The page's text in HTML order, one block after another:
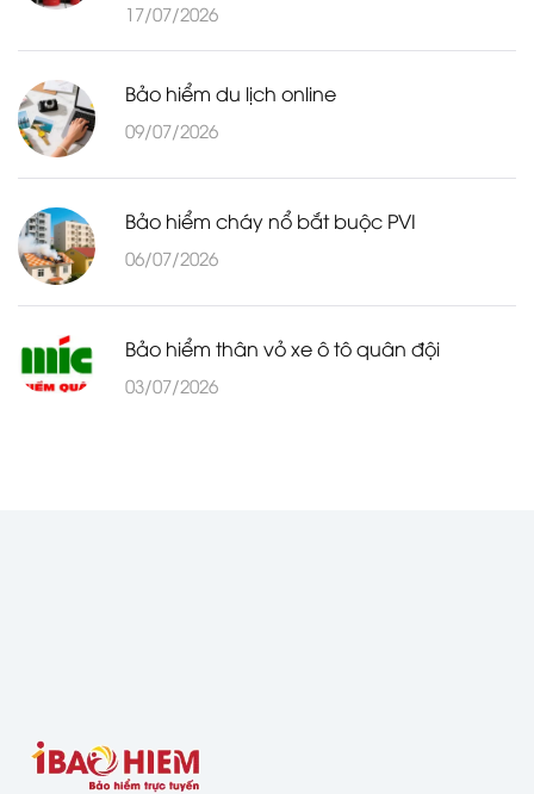
17/07/2026
Bảo hiểm du lịch online
09/07/2026
Bảo hiểm cháy nổ bắt buộc PVI
06/07/2026
Bảo hiểm thân vỏ xe ô tô quân đội
03/07/2026